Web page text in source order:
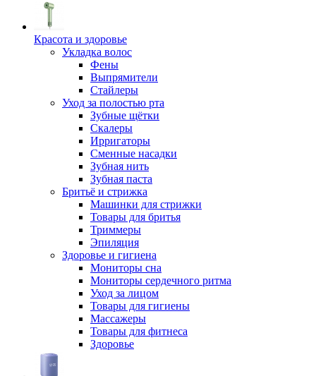
Красота и здоровье
Укладка волос
Фены
Выпрямители
Стайлеры
Уход за полостью рта
Зубные щётки
Скалеры
Ирригаторы
Сменные насадки
Зубная нить
Зубная паста
Бритьё и стрижка
Машинки для стрижки
Товары для бритья
Триммеры
Эпиляция
Здоровье и гигиена
Мониторы сна
Мониторы сердечного ритма
Уход за лицом
Товары для гигиены
Массажеры
Товары для фитнеса
Здоровье